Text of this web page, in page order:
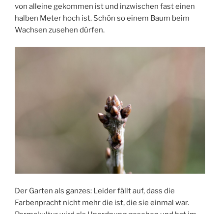
von alleine gekommen ist und inzwischen fast einen
halben Meter hoch ist. Schön so einem Baum beim
Wachsen zusehen dürfen.
Der Garten als ganzes: Leider fällt auf, dass die
Farbenpracht nicht mehr die ist, die sie einmal war.